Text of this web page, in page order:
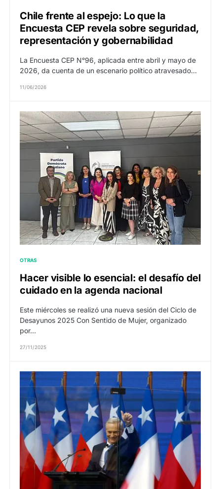
Chile frente al espejo: Lo que la
Encuesta CEP revela sobre seguridad,
representación y gobernabilidad
La Encuesta CEP N°96, aplicada entre abril y mayo de
2026, da cuenta de un escenario político atravesado…
11/06/2026
OTRAS
Hacer visible lo esencial: el desafío del
cuidado en la agenda nacional
Este miércoles se realizó una nueva sesión del Ciclo de
Desayunos 2025 Con Sentido de Mujer, organizado
por…
27/11/2025